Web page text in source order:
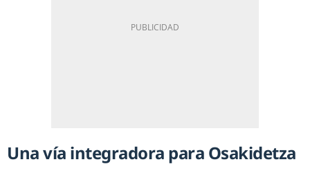
Una vía integradora para Osakidetza